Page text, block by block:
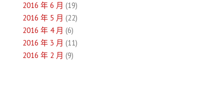
2016 年 6 月 (19)
2016 年 5 月 (22)
2016 年 4 月 (6)
2016 年 3 月 (11)
2016 年 2 月 (9)